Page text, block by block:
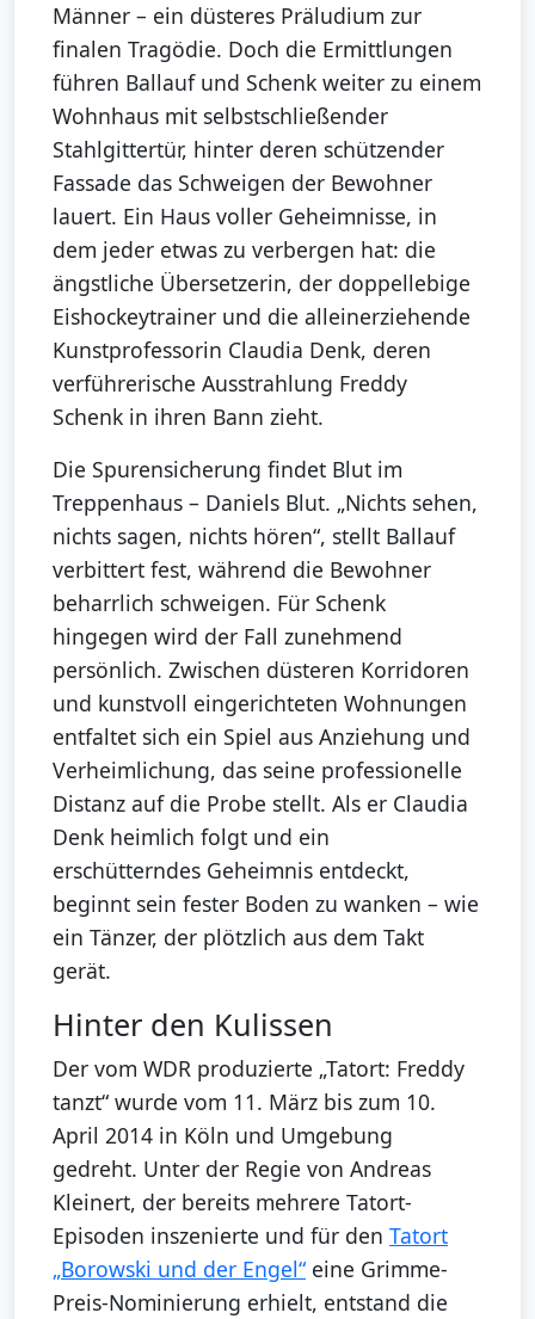
Männer – ein düsteres Präludium zur
finalen Tragödie. Doch die Ermittlungen
führen Ballauf und Schenk weiter zu einem
Wohnhaus mit selbstschließender
Stahlgittertür, hinter deren schützender
Fassade das Schweigen der Bewohner
lauert. Ein Haus voller Geheimnisse, in
dem jeder etwas zu verbergen hat: die
ängstliche Übersetzerin, der doppellebige
Eishockeytrainer und die alleinerziehende
Kunstprofessorin Claudia Denk, deren
verführerische Ausstrahlung Freddy
Schenk in ihren Bann zieht.
Die Spurensicherung findet Blut im
Treppenhaus – Daniels Blut. „Nichts sehen,
nichts sagen, nichts hören“, stellt Ballauf
verbittert fest, während die Bewohner
beharrlich schweigen. Für Schenk
hingegen wird der Fall zunehmend
persönlich. Zwischen düsteren Korridoren
und kunstvoll eingerichteten Wohnungen
entfaltet sich ein Spiel aus Anziehung und
Verheimlichung, das seine professionelle
Distanz auf die Probe stellt. Als er Claudia
Denk heimlich folgt und ein
erschütterndes Geheimnis entdeckt,
beginnt sein fester Boden zu wanken – wie
ein Tänzer, der plötzlich aus dem Takt
gerät.
Hinter den Kulissen
Der vom WDR produzierte „Tatort: Freddy
tanzt“ wurde vom 11. März bis zum 10.
April 2014 in Köln und Umgebung
gedreht. Unter der Regie von Andreas
Kleinert, der bereits mehrere Tatort-
Episoden inszenierte und für den Tatort
„Borowski und der Engel“ eine Grimme-
Preis-Nominierung erhielt, entstand die